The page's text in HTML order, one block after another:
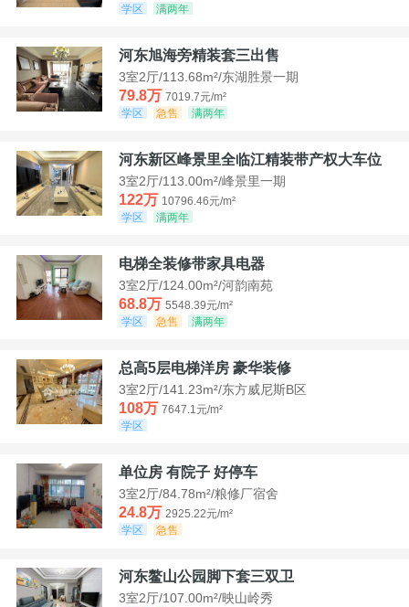
学区
满两年
河东旭海旁精装套三出售
3室2厅/113.68m²/东湖胜景一期
79.8万 7019.7元/m²
学区
急售 满两年
河东新区峰景里全临江精装带产权大车位
3室2厅/113.00m²/峰景里一期
122万 10796.46元/m²
学区
满两年
电梯全装修带家具电器
3室2厅/124.00m²/河韵南苑
68.8万 5548.39元/m²
学区
急售 满两年
总高5层电梯洋房 豪华装修
3室2厅/141.23m²/东方威尼斯B区
108万 7647.1元/m²
学区
单位房 有院子 好停车
3室2厅/84.78m²/粮修厂宿舍
24.8万 2925.22元/m²
学区
急售
河东鳌山公园脚下套三双卫
3室2厅/107.00m²/映山岭秀